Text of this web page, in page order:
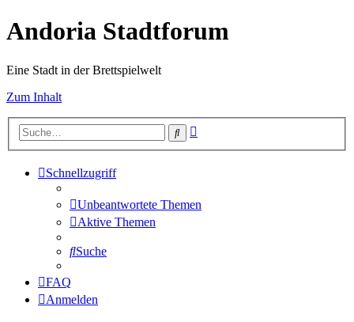
Andoria Stadtforum
Eine Stadt in der Brettspielwelt
Zum Inhalt
Suche
Schnellzugriff
Unbeantwortete Themen
Aktive Themen
Suche
FAQ
Anmelden